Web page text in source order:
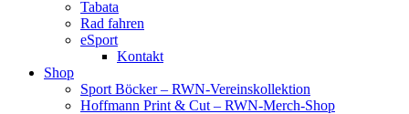
Tabata
Rad fahren
eSport
Kontakt
Shop
Sport Böcker – RWN-Vereinskollektion
Hoffmann Print & Cut – RWN-Merch-Shop